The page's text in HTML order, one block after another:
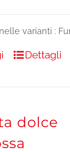
varianti :
Dettagli
dolce